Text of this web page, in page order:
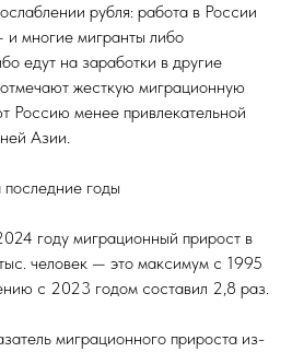
рубля: работа в России
многие мигранты либо
едут на заработки в другие
жесткую миграционную
Россию менее привлекательной
Азии.
годы
году миграционный прирост в
человек — это максимум с 1995
с 2023 годом составил 2,8 раз.
миграционного прироста из-